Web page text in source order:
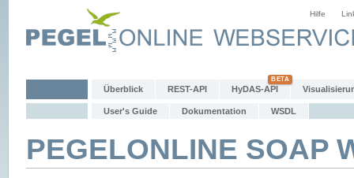
Hilfe
Überblick REST-API HyDAS-API
User's Guide Dokumentation WSDL
PEGELONLINE SOAP